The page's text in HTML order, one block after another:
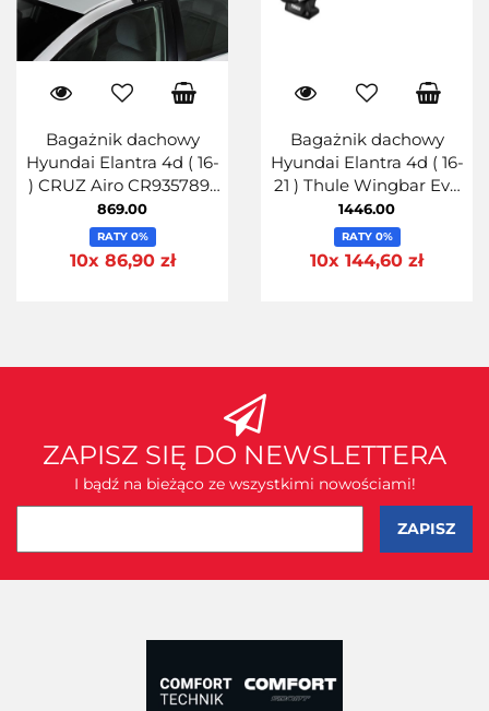
Bagażnik dachowy
Hyundai Elantra 4d ( 16-
) CRUZ Airo CR935789-
AiroT128
869.00
RATY 0%
10x 86,90 zł
Bagażnik dachowy
Hyundai Elantra 4d ( 16-
21 ) Thule Wingbar Evo
127
1446.00
RATY 0%
10x 144,60 zł
ZAPISZ SIĘ DO NEWSLETTERA
I bądź na bieżąco ze wszystkimi nowościami!